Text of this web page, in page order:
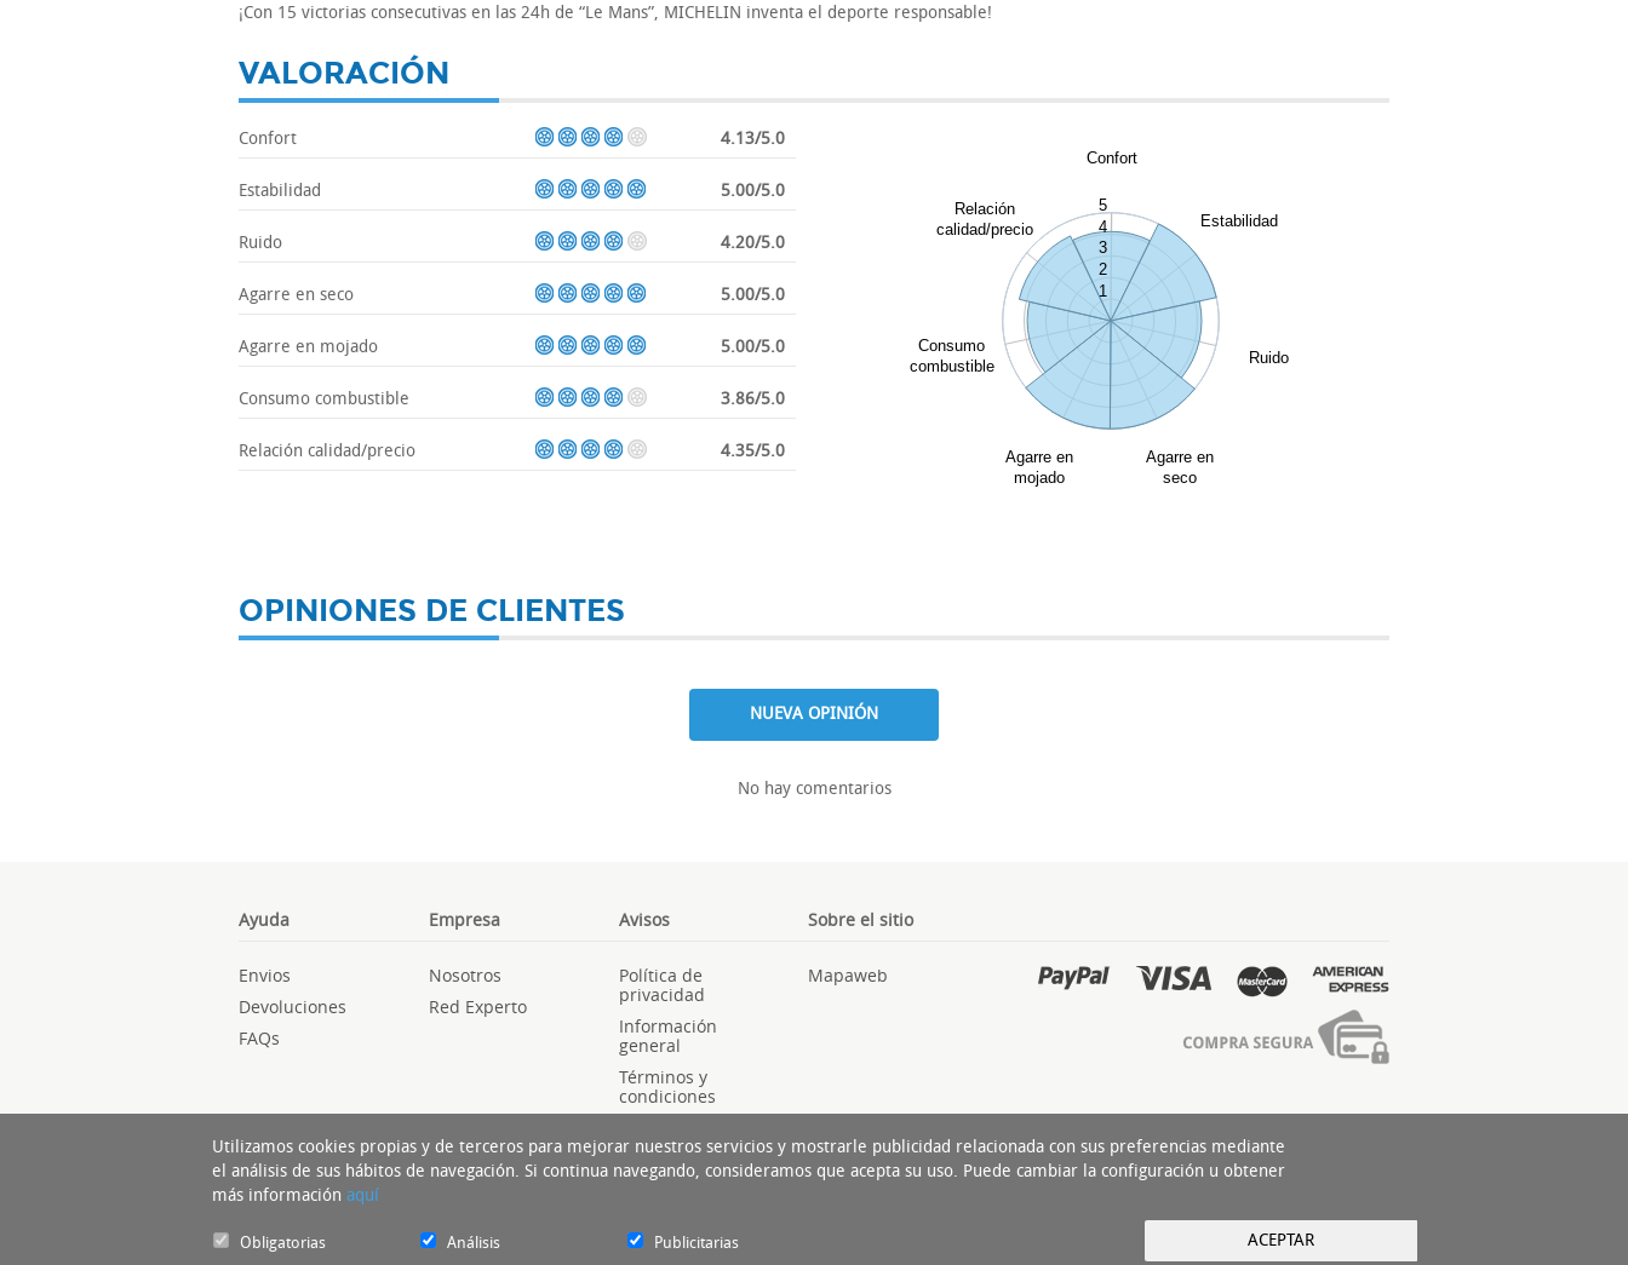
¡Con 15 victorias consecutivas en las 24h de “Le Mans”, MICHELIN inventa el deporte responsable!
VALORACIÓN
Confort 4.13/5.0
Estabilidad 5.00/5.0
Ruido 4.20/5.0
Agarre en seco 5.00/5.0
Agarre en mojado 5.00/5.0
Consumo combustible 3.86/5.0
Relación calidad/precio 4.35/5.0
Confort
Estabilidad
Ruido
Agarre en
seco
Agarre en
mojado
Consumo
combustible
Relación
calidad/precio
1
2
3
4
5
OPINIONES DE CLIENTES
NUEVA OPINIÓN
No hay comentarios
Ayuda Empresa Avisos Sobre el sitio
Envios
Devoluciones
FAQs
Nosotros
Red Experto
Política de
privacidad
Información
general
Términos y
condiciones
Mapaweb
Utilizamos cookies propias y de terceros para mejorar nuestros servicios y mostrarle publicidad relacionada con sus preferencias mediante
el análisis de sus hábitos de navegación. Si continua navegando, consideramos que acepta su uso. Puede cambiar la configuración u obtener
más información aquí
Obligatorias Análisis Publicitarias ACEPTAR